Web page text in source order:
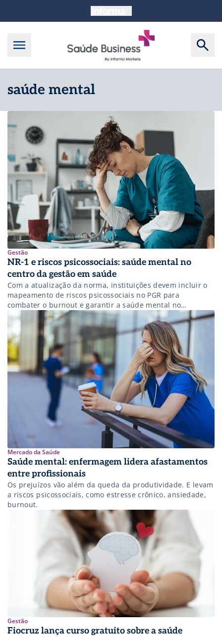
saúde mental
Gestão
NR-1 e riscos psicossociais: saúde mental no
centro da gestão em saúde
Com a atualização da norma, instituições devem incluir o
mapeamento de riscos psicossociais no PGR para
combater o burnout e garantir a saúde mental no
ambiente de trabalho.
Mercado da Saúde
Saúde mental: enfermagem lidera afastamentos
entre profissionais
Os prejuízos vão além da queda da produtividade. E levam
a riscos psicossociais, como estresse crônico, ansiedade,
burnout.
Gestão
Fiocruz lança curso gratuito sobre a saúde